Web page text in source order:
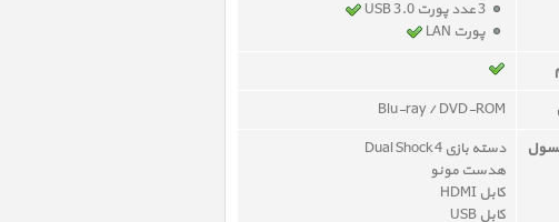
پورت LAN
Blu-ray / DVD-ROM
دسته بازی Dual Shock 4
هدست مونو
کابل HDMI
کابل USB